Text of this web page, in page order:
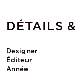
DÉTAILS &
Designer
Éditeur
Année